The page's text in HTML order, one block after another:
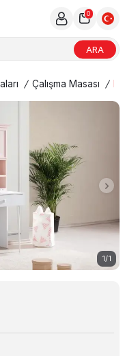
ARA
0
/ Çalışma Masası /
1/1